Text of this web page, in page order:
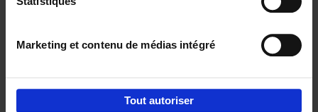
Marketing et contenu de médias intégré
Tout autoriser